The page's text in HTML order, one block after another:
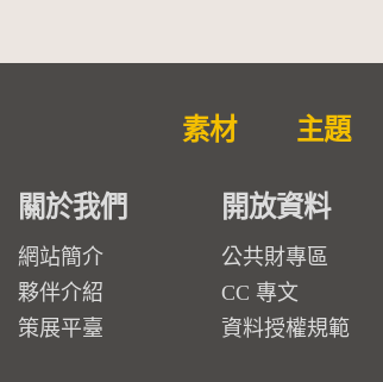
素材 主題
關於我們
網站簡介
夥伴介紹
策展平臺
開放資料
公共財專區
CC 專文
資料授權規範